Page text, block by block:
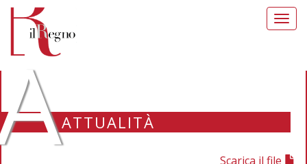
ATTUALITÀ
Scarica il file